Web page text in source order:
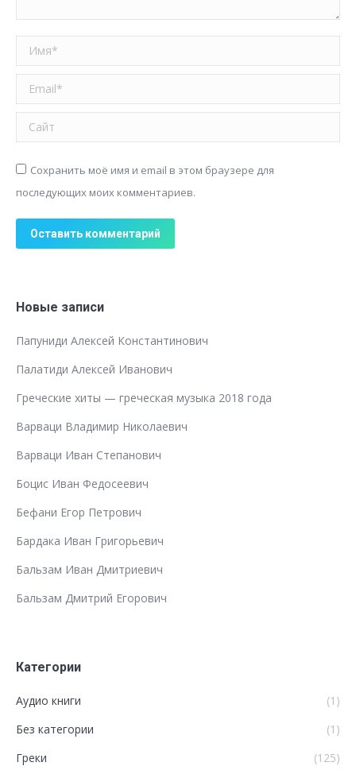
Имя *
Email *
Сайт
Сохранить моё имя и email в этом браузере для
последующих моих комментариев.
Оставить комментарий
Новые записи
Папуниди Алексей Константинович
Палатиди Алексей Иванович
Греческие хиты — греческая музыка 2018 года
Варваци Владимир Николаевич
Варваци Иван Степанович
Боцис Иван Федосеевич
Бефани Егор Петрович
Бардака Иван Григорьевич
Бальзам Иван Дмитриевич
Бальзам Дмитрий Егорович
Категории
Аудио книги
(1)
Без категории
(1)
Греки
(125)